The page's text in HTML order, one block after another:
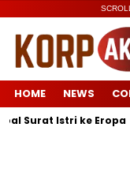
HOME NEWS
Surat Istri ke Eropa